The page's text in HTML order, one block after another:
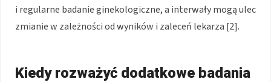
i regularne badanie ginekologiczne, a interwały mogą ulec
zmianie w zależności od wyników i zaleceń lekarza [2].
Kiedy rozważyć dodatkowe badania